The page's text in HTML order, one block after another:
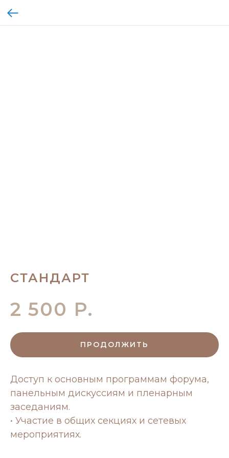
СТАНДАРТ
2 500 Р.
ПРОДОЛЖИТЬ
Доступ к основным программам форума,
панельным дискуссиям и пленарным
заседаниям.
• Участие в общих секциях и сетевых
мероприятиях.